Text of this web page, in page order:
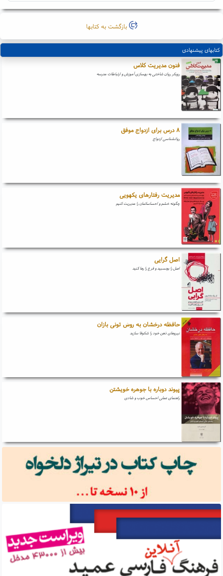
بازگشت به کتابها
کتابهای پیشنهادی
فنون مدیریت کلاس
رویکر روان شاختی به بهسازی آموزش و ارتباطات مدرسه
۸ درس برای ازدواج موفق
روانشناسی ازدواج
مدیریت رفتارهای یکهویی
چگونه خشم و احساساتمان را مدیریت کنیم
اصل گرایی
اصل را بچسبید و فرع را رها کنید
حافظه درخشان به روش تونی بازان
نیروهای ذهن خود را شکوفا سازید
پیوند دوباره با جوهره خویشتن
راهنمای عملی احساس خوب و شادی